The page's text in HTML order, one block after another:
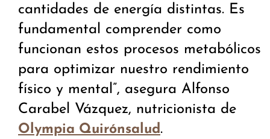
cantidades de energía distintas. Es
fundamental comprender como
funcionan estos procesos metabólicos
para optimizar nuestro rendimiento
físico y mental”, asegura Alfonso
Carabel Vázquez, nutricionista de
Olympia Quirónsalud.